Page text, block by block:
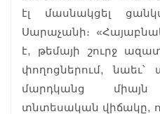
էլ մասնակցել
Սարաչանի։
է, թեմայի շուրջ
փողոցներում, նաեւ՝
մարդկանց
տնտեսական վիճակը,